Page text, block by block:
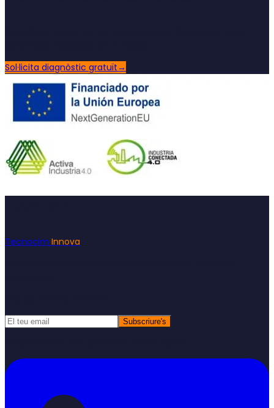
Sol·licita diagnòstic gratuït→
Tecnocim Innova
Subscriure's